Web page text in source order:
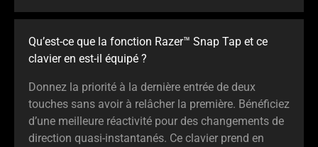
Qu’est-ce que la fonction Razer™ Snap Tap et ce
clavier en est-il équipé ?
Donnez la priorité à la dernière entrée de deux
touches sans avoir à relâcher la première. Bénéficiez
d’une meilleure réactivité pour des changements de
direction quasi-instantanés. Ce clavier prend en